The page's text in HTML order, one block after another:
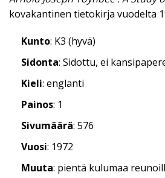
kovakantinen tietokirja vuodelta
Kunto: K3 (hyvä)
Sidonta: Sidottu, ei
Kieli: englanti
Painos: 1
Sivumäärä: 576
Vuosi: 1972
Muuta: pientä kulumaa